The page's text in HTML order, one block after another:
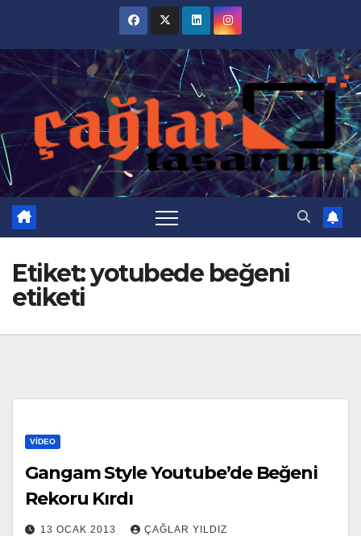
content
Etiket:yotubede beğeni
etiketi
VIDEO
Gangam Style Youtube’de Beğeni
Rekoru Kırdı
13 OCAK 2013 ÇAĞLAR YILDIZ